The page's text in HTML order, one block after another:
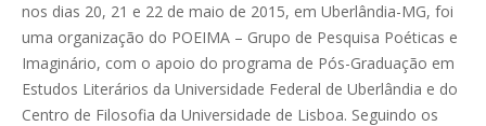
nos dias 20, 21 e 22 de maio de 2015, em Uberlândia-MG, foi
uma organização do POEIMA – Grupo de Pesquisa Poéticas e
Imaginário, com o apoio do programa de Pós-Graduação em
Estudos Literários da Universidade Federal de Uberlândia e do
Centro de Filosofia da Universidade de Lisboa. Seguindo os